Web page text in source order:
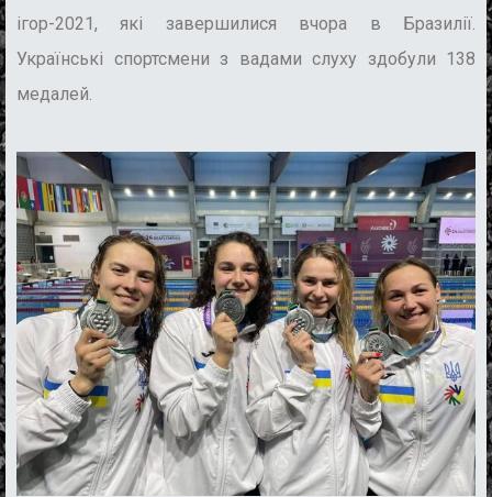
ігор-2021, які завершилися вчора в Бразилії.
Українські спортсмени з вадами слуху здобули 138
медалей.